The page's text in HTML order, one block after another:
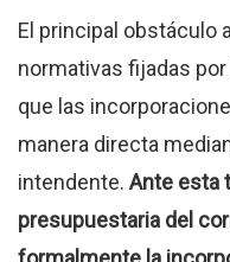
El principal obstáculo
normativas fijadas
que las
manera directa
intendente. Ante esta
presupuestaria del